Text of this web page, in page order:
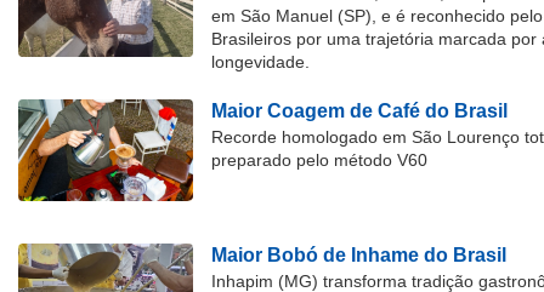
em São Manuel (SP), e é reconhecido
Brasileiros por uma trajetória marcada por
longevidade.
Maior Coagem de Café do Brasil
Recorde homologado em São Lourenço
preparado pelo método V60
Maior Bobó de Inhame do Brasil
Inhapim (MG) transforma tradição